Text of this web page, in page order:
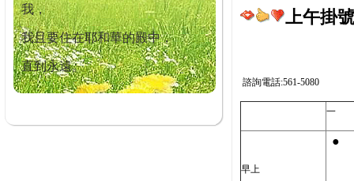
我，
我且要住在耶和華的殿中，
直到永遠。
上午掛
諮詢電話:561-5080
一
早上
●